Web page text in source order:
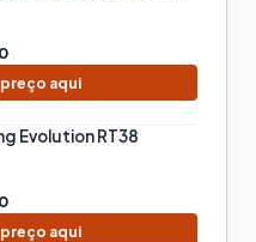
preço aqui
Evolution RT38
preço aqui